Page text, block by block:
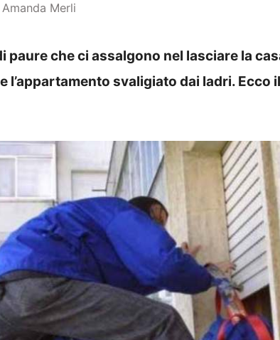
Amanda Merli
paure che ci assalgono nel lasciare la
l’appartamento svaligiato dai ladri. Ecco